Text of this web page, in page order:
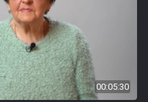
00:05:30